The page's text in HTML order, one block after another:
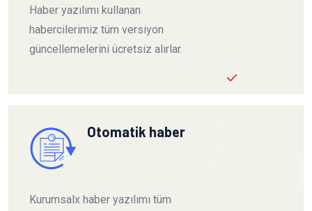
Haber yazılımı kullanan
habercilerimiz tüm versiyon
güncellemelerini ücretsiz alırlar.
Otomatik haber
Kurumsalx haber yazılımı tüm